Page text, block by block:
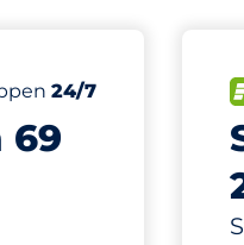
69
parkeringsplatser:
för
24/7